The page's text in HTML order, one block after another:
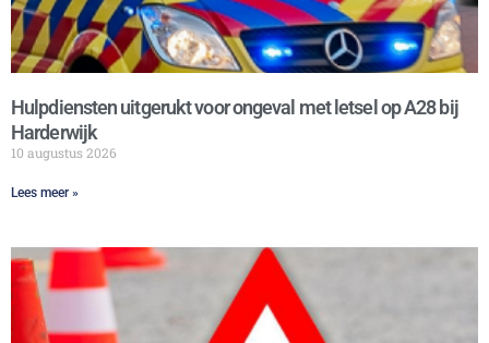
Hulpdiensten uitgerukt voor ongeval met letsel op A28 bij
Harderwijk
10 augustus 2026
Lees meer »